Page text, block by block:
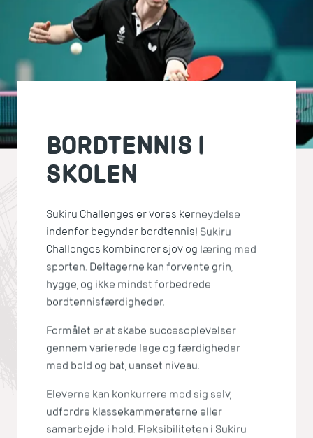
BORDTENNIS I
SKOLEN
Sukiru Challenges er vores kerneydelse
indenfor begynder bordtennis! Sukiru
Challenges kombinerer sjov og læring med
sporten. Deltagerne kan forvente grin,
hygge, og ikke mindst forbedrede
bordtennisfærdigheder.
Formålet er at skabe succesoplevelser
gennem varierede lege og færdigheder
med bold og bat, uanset niveau.
Eleverne kan konkurrere mod sig selv,
udfordre klassekammeraterne eller
samarbejde i hold. Fleksibiliteten i Sukiru